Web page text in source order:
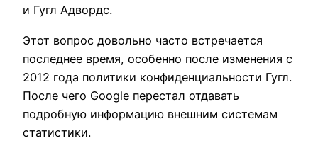
и Гугл Адвордс.
Этот вопрос довольно часто встречается
последнее время, особенно после изменения с
2012 года политики конфиденциальности Гугл.
После чего Google перестал отдавать
подробную информацию внешним системам
статистики.